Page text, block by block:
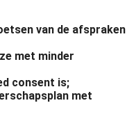
van de afspraken
met minder
consent is;
met